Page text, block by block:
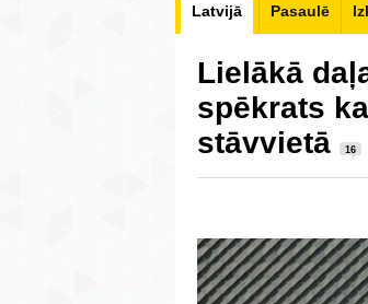
Latvijā Pasaulē
Lielākā
spēkrats
stāvvietā
16